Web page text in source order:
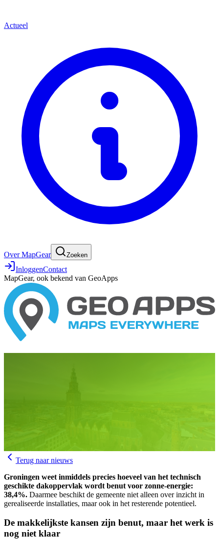
Actueel
Over MapGear Zoeken
InloggenContact
MapGear, ook bekend van GeoApps
Duurzaamheidskaart Team
Terug naar nieuws
Groningen weet inmiddels precies hoeveel van het technisch
geschikte dakoppervlak wordt benut voor zonne-energie:
38,4%. Daarmee beschikt de gemeente niet alleen over inzicht in
gerealiseerde installaties, maar ook in het resterende potentieel.
De makkelijkste kansen zijn benut, maar het werk is
nog niet klaar